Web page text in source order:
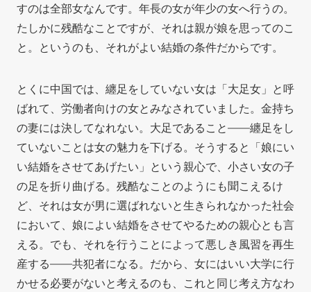
すのは全部女なんです。年長の女が年少の女へ行うの。
たしかに残酷なことですが、それは親が娘を思ってのこ
と。というのも、それがよい結婚の条件だからです。
とくに中国では、纏足をしていない女は「大足女」と呼
ばれて、労働者向けの女とみなされていました。金持ち
の妻には決してなれない。大足であること――纏足をし
ていないことは女の魅力を下げる。そうすると「娘にい
い結婚をさせてあげたい」という親心で、小さい女の子
の足を折り曲げる。残酷なことのようにも聞こえるけ
ど、それは女が男に選ばれないと生きられなかった社会
において、娘によい結婚をさせてやるための親心とも言
える。でも、それを行うことによって悪しき風習を再生
産する――共犯者になる。だから、女にはいい大学に行
かせる必要がないと考えるのも、これと同じ考え方なわ